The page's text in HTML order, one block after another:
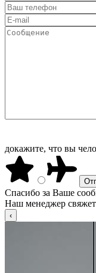
докажите, что вы
Спасибо за Ваше
Наш менеджер